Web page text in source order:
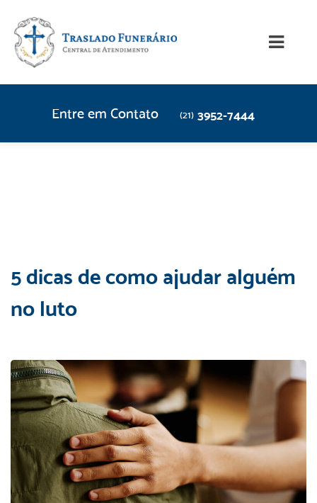
Entre em Contato (21) 3952-7444
5 dicas de como ajudar alguém
no luto